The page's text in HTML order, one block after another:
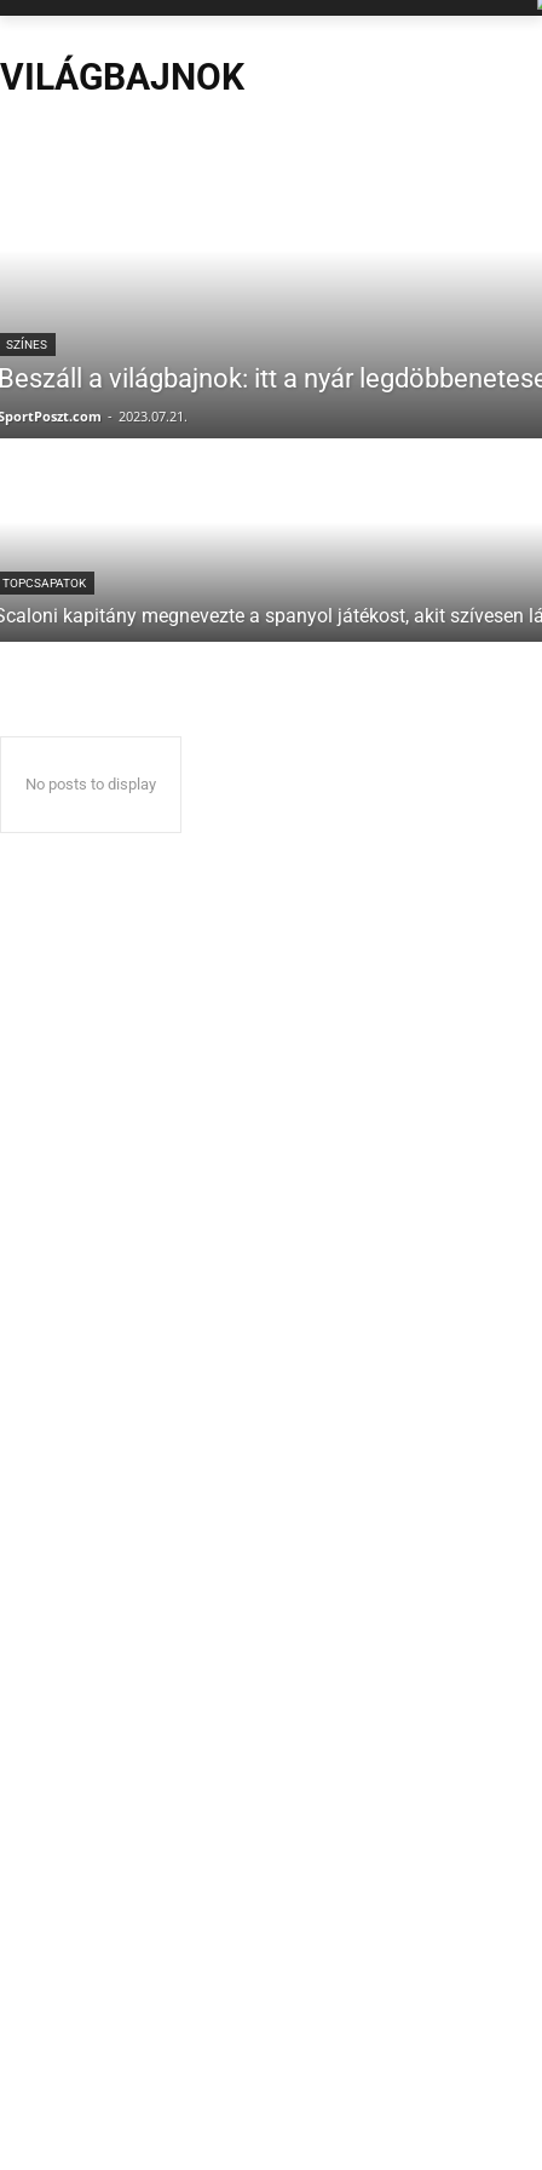
VILÁGBAJNOK
SZÍNES
a világbajnok: itt a nyár
- 2023.07.21.
TOPCSAPATOK
kapitány megnevezte a spanyol játékost, akit szívesen
No posts to display